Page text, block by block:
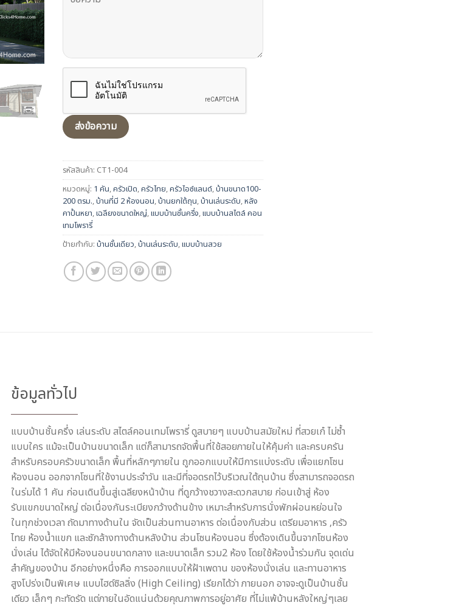
รหัสสินค้า: CT1-004
หมวดหมู่: 1 คัน,ครัวเปิด,ครัวไทย,ครัวไอซ์แลนด์,บ้านขนาด100-
200 ตรม.,บ้านที่มี 2 ห้องนอน,บ้านยกใต้ถุน,บ้านเล่นระดับ,หลัง
คาปั้นหยา,เฉลียงขนาดใหญ่,แบบบ้านชั้นครึ่ง,แบบบ้านสไตล์ คอน
เทมโพรารี่
ป้ายกำกับ: บ้านชั้นเดียว,บ้านเล่นระดับ,แบบบ้านสวย
ข้อมูลทั่วไป
แบบบ้านชั้นครึ่ง เล่นระดับ สไตล์คอนเทมโพรารี่ ดูสบายๆ แบบบ้านสมัยใหม่ ที่สวยเก๋ ไม่ซ้ำ
แบบใคร แม้จะเป็นบ้านขนาดเล็ก แต่ก็สามารถจัดพื้นที่ใช้สอยภายในให้คุ้มค่า และครบครัน
สำหรับครอบครัวขนาดเล็ก พื้นที่หลักๆภายใน ถูกออกแบบให้มีการแบ่งระดับ เพื่อแยกโซน
ห้องนอน ออกจากโซนที่ใช้งานประจำวัน และมีที่จอดรถไว้บริเวณใต้ถุนบ้าน ซึ่งสามารถจอดรถ
ในร่มได้ 1 คัน ก่อนเดินขึ้นสู่เฉลียงหน้าบ้าน ที่ดูกว้างชวางสะดวกสบาย ก่อนเข้าสู่ ห้อง
รับแขกขนาดใหญ่ ต่อเนื่องกันระเบียงกว้างด้านข้าง เหมาะสำหรับการนั่งพักผ่อนหย่อนใจ
ในทุกช่วงเวลา ถัดมาทางด้านใน จัดเป็นส่วนทานอาหาร ต่อเนื่องกับส่วน เตรียมอาหาร ,ครัว
ไทย ห้องน้ำแขก และซักล้างทางด้านหลังบ้าน ส่วนโซนห้องนอน ซึ่งต้องเดินขึ้นจากโซนห้อง
นั่งเล่น ได้จัดให้มีห้องนอนขนาดกลาง และขนาดเล็ก รวม2 ห้อง โดยใช้ห้องน้ำร่วมกัน จุดเด่น
สำคัญของบ้าน อีกอย่างหนึ่งคือ การออกแบบให้ฝ้าเพดาน ของห้องนั่งเล่น และทานอาหาร
สูงโปร่งเป็นพิเศษ แบบไฮด์ซิลลิ่ง (High Ceiling) เรียกได้ว่า ภายนอก อาจจะดูเป็นบ้านชั้น
เดียว เล็กๆ กะทัดรัด แต่ภายในอัดแน่นด้วยคุณภาพการอยู่อาศัย ที่ไม่แพ้บ้านหลังใหญ่ๆเลย